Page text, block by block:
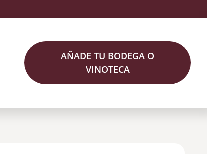
AÑADE TU BODEGA O
VINOTECA